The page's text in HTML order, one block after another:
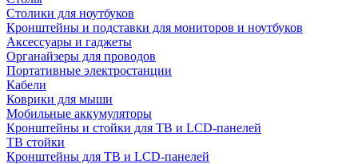
Столики для ноутбуков
Кронштейны и подставки для мониторов и ноутбуков
Аксессуары и гаджеты
Органайзеры для проводов
Портативные электростанции
Кабели
Коврики для мыши
Мобильные аккумуляторы
Кронштейны и стойки для ТВ и LCD-панелей
ТВ стойки
Кронштейны для ТВ и LCD-панелей